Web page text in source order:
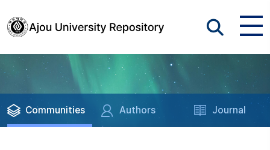
Communities Authors Journal